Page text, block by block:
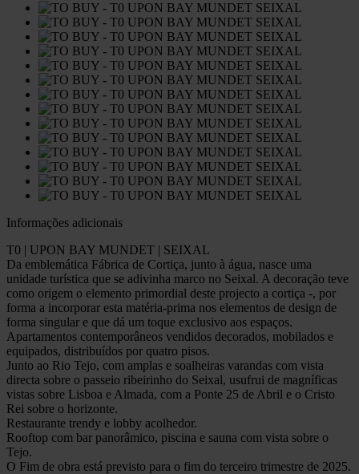
Informações adicionais
T0 | UPON BAY MUNDET | SEIXAL
Da emblemática Fábrica de Cortiça, junto à água, nasce uma
unidade turística que se adivinha marco no Seixal. A decoração teve
como origem o elemento primordial deste projecto a cortiça -, por
forma a incorporar esta matéria-prima nos elementos de design de
forma singular e que dá um toque exclusivo aos espaços.
Apartamentos contemporâneos vendidos decorados, mobilados e
equipados, distribuídos por quatro pisos.
Junto ao Rio Tejo, com amplas e soalheiras varandas com vista
directa sobre o passeio ribeirinho do Seixal, usufrui de magníficas
vistas sobre Lisboa e Almada, com a Ponte 25 de Abril e o Cristo
Rei sobre o horizonte.
Restaurante trendy e lobby acolhedor.
Rooftop com bar panorâmico, piscina e sauna com vista sobre o
Tejo.
O Fim de obra está previsto para o fim do terceiro trimestre de 2025.